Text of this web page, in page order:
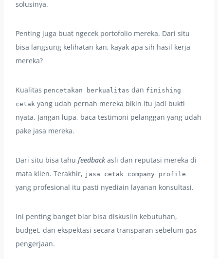
solusinya.
Penting juga buat ngecek portofolio mereka. Dari situ
bisa langsung kelihatan kan, kayak apa sih hasil kerja
mereka?
Kualitas pencetakan berkualitas dan finishing
cetak yang udah pernah mereka bikin itu jadi bukti
nyata. Jangan lupa, baca testimoni pelanggan yang udah
pake jasa mereka.
Dari situ bisa tahu feedbackasli dan reputasi mereka di
mata klien. Terakhir, jasa cetak company profile
yang profesional itu pasti nyediain layanan konsultasi.
Ini penting banget biar bisa diskusiin kebutuhan,
budget, dan ekspektasi secara transparan sebelum gas
pengerjaan.